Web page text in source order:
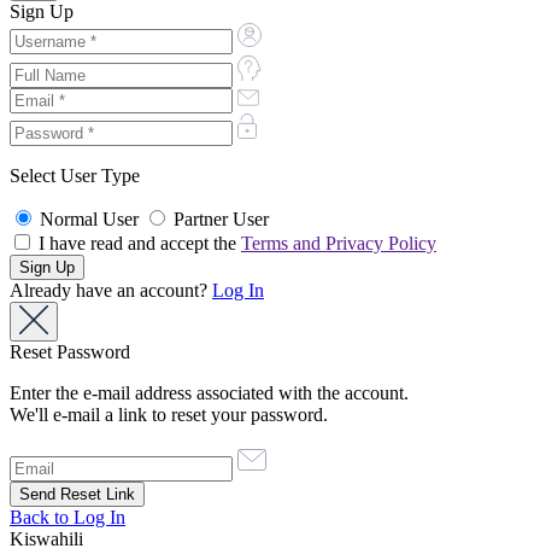
Sign Up
Select User Type
Normal User
Partner User
I have read and accept the Terms and Privacy Policy
Already have an account? Log In
Reset Password
Enter the e-mail address associated with the account.
We'll e-mail a link to reset your password.
Back to Log In
Kiswahili